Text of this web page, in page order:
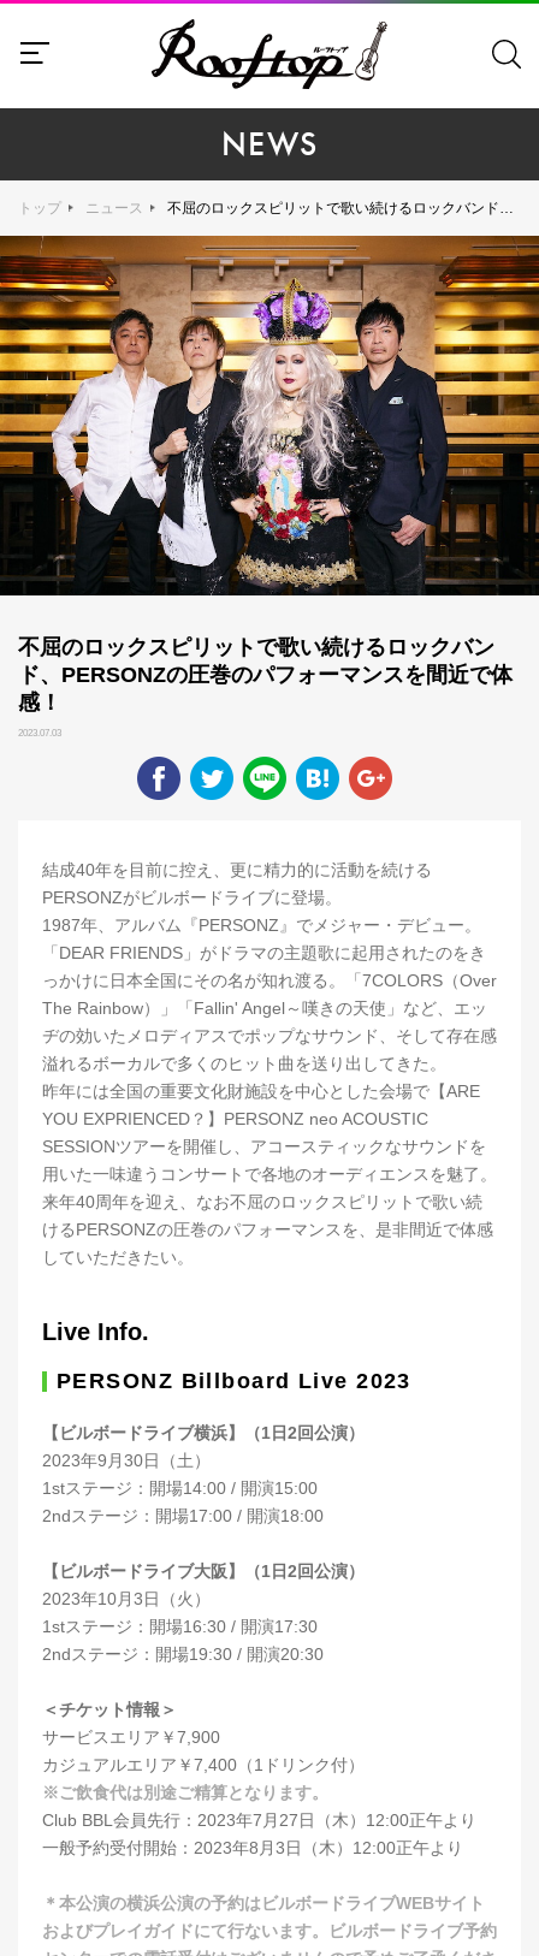
NEWS
トップ ニュース 不屈のロックスピリットで歌い続けるロックバンド、PERSONZの圧巻のパフォーマンスを間近で体感！
不屈のロックスピリットで歌い続けるロックバン
ド、PERSONZの圧巻のパフォーマンスを間近で体
感！
2023.07.03
結成40年を目前に控え、更に精力的に活動を続ける
PERSONZがビルボードライブに登場。
1987年、アルバム『PERSONZ』でメジャー・デビュー。
「DEAR FRIENDS」がドラマの主題歌に起用されたのをき
っかけに日本全国にその名が知れ渡る。「7COLORS（Over
The Rainbow）」「Fallin' Angel～嘆きの天使」など、エッ
ヂの効いたメロディアスでポップなサウンド、そして存在感
溢れるボーカルで多くのヒット曲を送り出してきた。
昨年には全国の重要文化財施設を中心とした会場で【ARE
YOU EXPRIENCED？】PERSONZ neo ACOUSTIC
SESSIONツアーを開催し、アコースティックなサウンドを
用いた一味違うコンサートで各地のオーディエンスを魅了。
来年40周年を迎え、なお不屈のロックスピリットで歌い続
けるPERSONZの圧巻のパフォーマンスを、是非間近で体感
していただきたい。
Live Info.
PERSONZ Billboard Live 2023
【ビルボードライブ横浜】（1日2回公演）
2023年9月30日（土）
1stステージ：開場14:00 / 開演15:00
2ndステージ：開場17:00 / 開演18:00
【ビルボードライブ大阪】（1日2回公演）
2023年10月3日（火）
1stステージ：開場16:30 / 開演17:30
2ndステージ：開場19:30 / 開演20:30
＜チケット情報＞
サービスエリア￥7,900
カジュアルエリア￥7,400（1ドリンク付）
※ご飲食代は別途ご精算となります。
Club BBL会員先行：2023年7月27日（木）12:00正午より
一般予約受付開始：2023年8月3日（木）12:00正午より
＊本公演の横浜公演の予約はビルボードライブWEBサイト
およびプレイガイドにて行ないます。ビルボードライブ予約